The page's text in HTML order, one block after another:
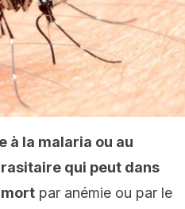
à la malaria ou au
qui peut dans
par anémie ou par le